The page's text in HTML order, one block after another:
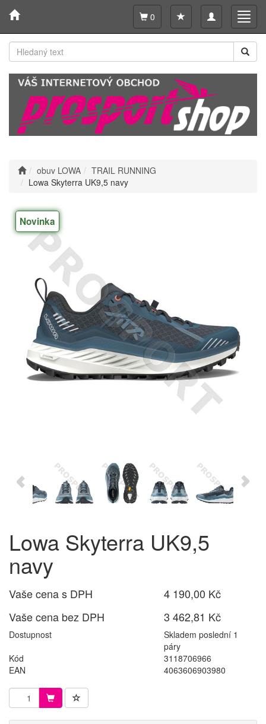
Toggle
navigation
0
obuv LOWA
TRAIL RUNNING
Lowa Skyterra UK9,5 navy
Novinka
Lowa Skyterra UK9,5
navy
Vaše cena s DPH
4 190,00 Kč
Vaše cena bez DPH
3 462,81 Kč
Dostupnost
Skladem poslední 1
páry
Kód
3118706966
EAN
4063606903980